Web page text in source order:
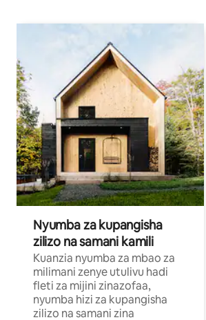
Nyumba za kupangisha
zilizo na samani kamili
Kuanzia nyumba za mbao za
milimani zenye utulivu hadi
fleti za mijini zinazofaa,
nyumba hizi za kupangisha
zilizo na samani zina